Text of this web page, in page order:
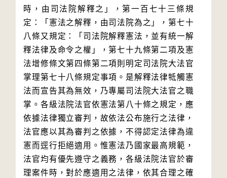
時，由司法院解釋之」，第一百七十三條規
定：「憲法之解釋，由司法院為之」，第七十
八條又規定：「司法院解釋憲法，並有統一解
釋法律及命令之權」，第七十九條第二項及憲
法增修條文第四條第二項則明定司法院大法官
掌理第七十八條規定事項。是解釋法律牴觸憲
法而宣告其為無效，乃專屬司法院大法官之職
掌。各級法院法官依憲法第八十條之規定，應
依據法律獨立審判，故依法公布施行之法律，
法官應以其為審判之依據，不得認定法律為違
憲而逕行拒絕適用。惟憲法乃國家最高規範，
法官均有優先遵守之義務，各級法院法官於審
理案件時，對於應適用之法律，依其合理之確